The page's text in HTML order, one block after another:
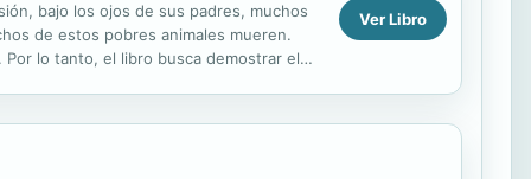
bajo los ojos de sus padres, muchos
de estos pobres animales mueren.
lo tanto, el libro busca demostrar el
Ver Libro